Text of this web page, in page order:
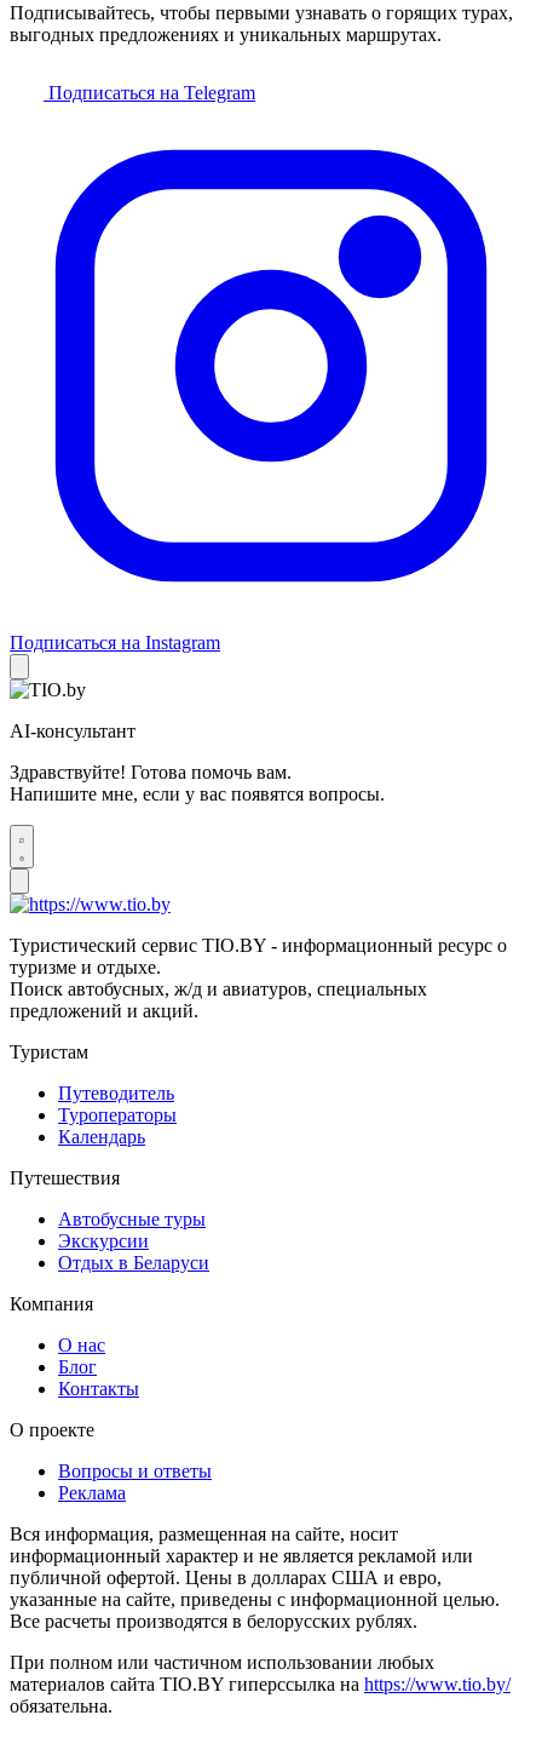
Подписывайтесь, чтобы первыми узнавать о горящих турах,
выгодных предложениях и уникальных маршрутах.
Подписаться на Telegram
Подписаться на Instagram
AI-консультант
Здравствуйте! Готова помочь вам.
Напишите мне, если у вас появятся вопросы.
Туристический сервис TIO.BY - информационный ресурс о
туризме и отдыхе.
Поиск автобусных, ж/д и авиатуров, специальных
предложений и акций.
Туристам
Путеводитель
Туроператоры
Календарь
Путешествия
Автобусные туры
Экскурсии
Отдых в Беларуси
Компания
О нас
Блог
Контакты
О проекте
Вопросы и ответы
Реклама
Вся информация, размещенная на сайте, носит
информационный характер и не является рекламой или
публичной офертой. Цены в долларах США и евро,
указанные на сайте, приведены с информационной целью.
Все расчеты производятся в белорусских рублях.
При полном или частичном использовании любых
материалов сайта TIO.BY гиперссылка на https://www.tio.by/
обязательна.